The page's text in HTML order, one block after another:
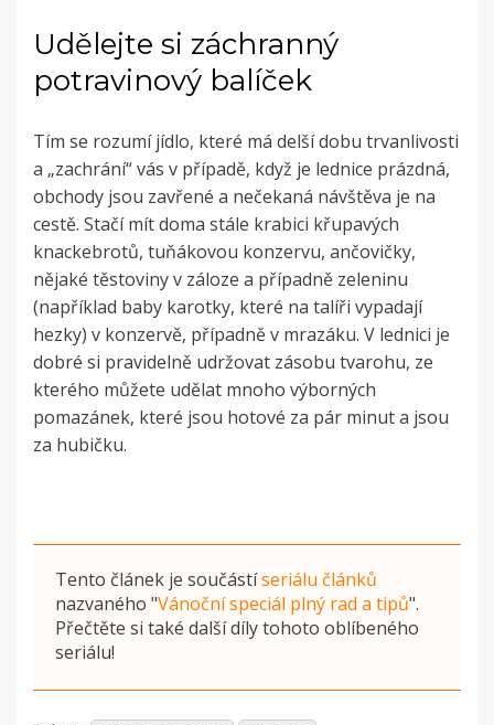
Udělejte si záchranný
potravinový balíček
Tím se rozumí jídlo, které má delší dobu trvanlivosti
a „zachrání“ vás v případě, když je lednice prázdná,
obchody jsou zavřené a nečekaná návštěva je na
cestě. Stačí mít doma stále krabici křupavých
knackebrotů, tuňákovou konzervu, ančovičky,
nějaké těstoviny v záloze a případně zeleninu
(například baby karotky, které na talíři vypadají
hezky) v konzervě, případně v mrazáku. V lednici je
dobré si pravidelně udržovat zásobu tvarohu, ze
kterého můžete udělat mnoho výborných
pomazánek, které jsou hotové za pár minut a jsou
za hubičku.
Tento článek je součástíseriálu článků
nazvaného "Vánoční speciál plný rad a tipů".
Přečtěte si také další díly tohoto oblíbeného
seriálu!